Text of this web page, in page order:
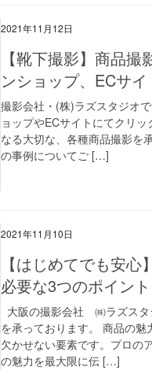
2021年11月12日
【靴下撮影】商品
ンショップ、ECサ
撮影会社・(株)ラズスタジオ
ョップやECサイトにてクリ
なる大切な、各種商品撮影
の事例についてご […]
2021年11月10日
【はじめてでも安
必要な3つのポイント
大阪の撮影会社 ㈱ラズスタ
を承っております。 商品の
欠かせない要素です。プロの
の魅力を最大限に伝 […]